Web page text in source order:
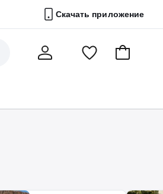
Скачать приложение
ПерейтиВ